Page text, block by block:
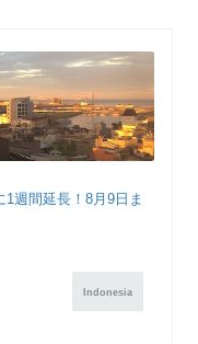
1週間延長！8月9日ま
Indonesia